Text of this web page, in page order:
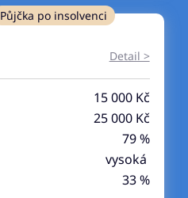
Půjčka po insolvenci
Detail >
15 000 Kč
25 000 Kč
79 %
vysoká
33 %